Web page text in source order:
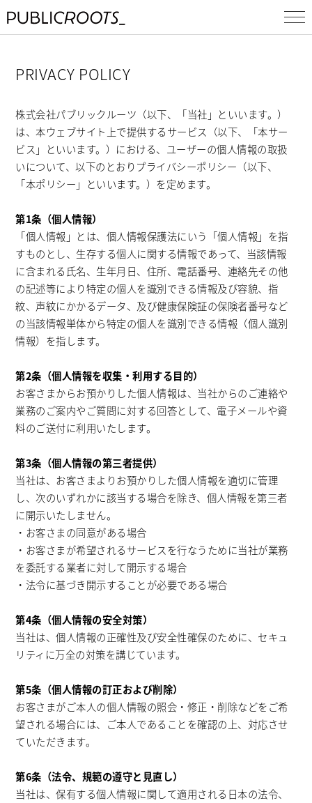
PRIVACY POLICY
株式会社パブリックルーツ（以下、「当社」といいます。）
は、本ウェブサイト上で提供するサービス（以下、「本サー
ビス」といいます。）における、ユーザーの個人情報の取扱
いについて、以下のとおりプライバシーポリシー（以下、
「本ポリシー」といいます。）を定めます。
第1条（個人情報）
「個人情報」とは、個人情報保護法にいう「個人情報」を指
すものとし、生存する個人に関する情報であって、当該情報
に含まれる氏名、生年月日、住所、電話番号、連絡先その他
の記述等により特定の個人を識別できる情報及び容貌、指
紋、声紋にかかるデータ、及び健康保険証の保険者番号など
の当該情報単体から特定の個人を識別できる情報（個人識別
情報）を指します。
第2条（個人情報を収集・利用する目的）
お客さまからお預かりした個人情報は、当社からのご連絡や
業務のご案内やご質問に対する回答として、電子メールや資
料のご送付に利用いたします。
第3条（個人情報の第三者提供）
当社は、お客さまよりお預かりした個人情報を適切に管理
し、次のいずれかに該当する場合を除き、個人情報を第三者
に開示いたしません。
・お客さまの同意がある場合
・お客さまが希望されるサービスを行なうために当社が業務
を委託する業者に対して開示する場合
・法令に基づき開示することが必要である場合
第4条（個人情報の安全対策）
当社は、個人情報の正確性及び安全性確保のために、セキュ
リティに万全の対策を講じています。
第5条（個人情報の訂正および削除）
お客さまがご本人の個人情報の照会・修正・削除などをご希
望される場合には、ご本人であることを確認の上、対応させ
ていただきます。
第6条（法令、規範の遵守と見直し）
当社は、保有する個人情報に関して適用される日本の法令、